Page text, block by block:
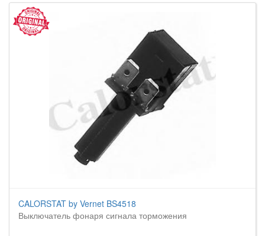
CALORSTAT by Vernet BS4518
Выключатель фонаря сигнала торможения